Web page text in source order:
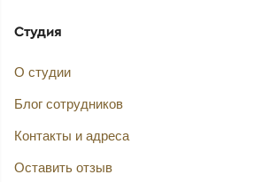
Студия
О студии
Блог сотрудников
Контакты и адреса
Оставить отзыв